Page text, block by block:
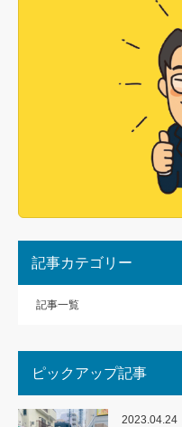
記事カテゴリー
記事一覧
ピックアップ記事
2023.04.24